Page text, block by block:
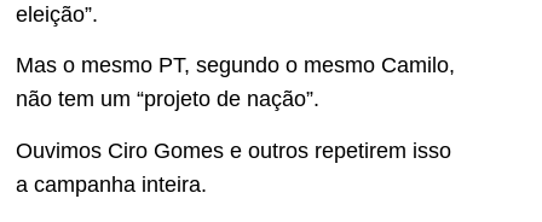
eleição”.
Mas o mesmo PT, segundo o mesmo Camilo,
não tem um “projeto de nação”.
Ouvimos Ciro Gomes e outros repetirem isso
a campanha inteira.